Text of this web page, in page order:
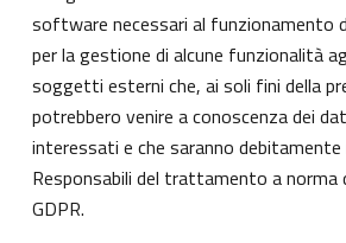
software necessari al funzionamento
per la gestione di alcune funzionalità
soggetti esterni che, ai soli fini della
potrebbero venire a conoscenza dei
interessati e che saranno
Responsabili del trattamento a norma
GDPR.